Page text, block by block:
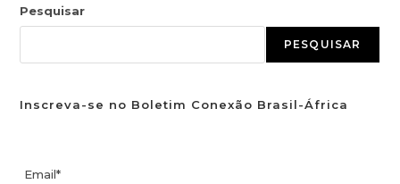
Pesquisar
PESQUISAR
Inscreva-se no Boletim Conexão Brasil-África
Email*